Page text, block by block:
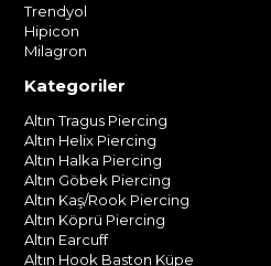
Trendyol
Hipicon
Milagron
Kategoriler
Altın Tragus Piercing
Altın Helix Piercing
Altın Halka Piercing
Altın Göbek Piercing
Altın Kaş/Rook Piercing
Altın Köprü Piercing
Altın Earcuff
Altın Hook Baston Küpe